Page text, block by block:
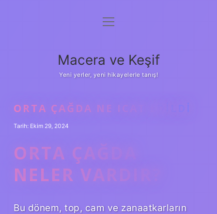
Anasayfa
Yasal Uyarı
menüyü
Macera ve Keşif
Yeni yerler, yeni hikayelerle tanış!
ORTA ÇAĞDA NE ICAT EDILDI
Tarih: Ekim 29, 2024
ORTA ÇAĞDA
NELER VARDIR?
Bu dönem, top, cam ve zanaatkarların